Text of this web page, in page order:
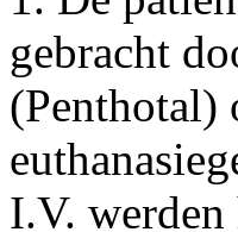
gebracht
(Penthotal)
I.V.